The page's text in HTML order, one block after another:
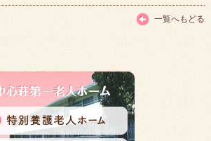
一覧へもどる